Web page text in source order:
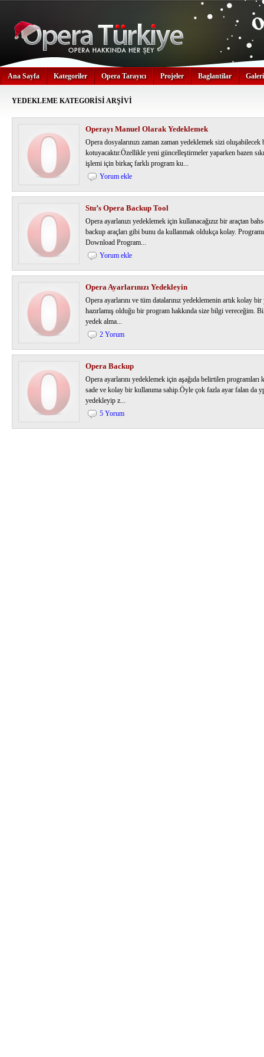
Ana Sayfa Kategoriler Opera Tarayıcı Projeler Baglantilar Galeri
YEDEKLEME KATEGORİSİ ARŞİVİ
Operayı Manuel Olarak Yedeklemek
Opera dosyalarınızı zaman zaman yedeklemek sizi oluşabilecek
kotuyacaktır.Özellikle yeni güncelleştirmeler yaparken bazen
işlemi için birkaç farklı program ku...
Yorum ekle
Stu’s Opera Backup Tool
Opera ayarlanızı yedeklemek için kullanacağızız bir araçtan
backup araçları gibi bunu da kullanmak oldukça kolay.
Download Program...
Yorum ekle
Opera Ayarlarınızı Yedekleyin
Opera ayarlarını ve tüm datalarınız yedeklemenin artık kolay
hazırlamış olduğu bir program hakkında size bilgi vereceğim.
yedek alma...
2 Yorum
Opera Backup
Opera ayarlarını yedeklemek için aşağıda belirtilen
sade ve kolay bir kullanıma sahip.Öyle çok fazla ayar falan da
yedekleyip z...
5 Yorum